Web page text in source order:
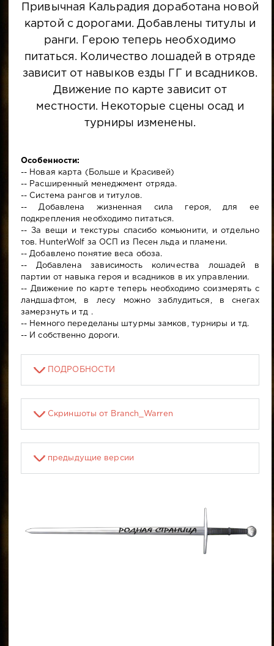
Привычная Кальрадия доработана новой
картой с дорогами. Добавлены титулы и
ранги. Герою теперь необходимо
питаться. Количество лошадей в отряде
зависит от навыков езды ГГ и всадников.
Движение по карте зависит от
местности. Некоторые сцены осад и
турниры изменены.
Особенности:
-- Новая карта (Больше и Красивей)
-- Расширенный менеджмент отряда.
-- Система рангов и титулов.
-- Добавлена жизненная сила героя, для ее
подкрепления необходимо питаться.
-- За вещи и текстуры спасибо комьюнити, и отдельно
тов. HunterWolf за ОСП из Песен льда и пламени.
-- Добавлено понятие веса обоза.
-- Добавлена зависимость количества лошадей в
партии от навыка героя и всадников в их управлении.
-- Движение по карте теперь необходимо соизмерять с
ландшафтом, в лесу можно заблудиться, в снегах
замерзнуть и тд .
-- Немного переделаны штурмы замков, турниры и тд.
-- И собственно дороги.
ПОДРОБНОСТИ
Скриншоты от Branch_Warren
предыдущие версии